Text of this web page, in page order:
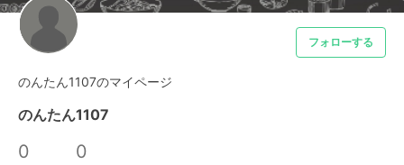
フォローする
のんたん1107のマイページ
のんたん1107
0 0